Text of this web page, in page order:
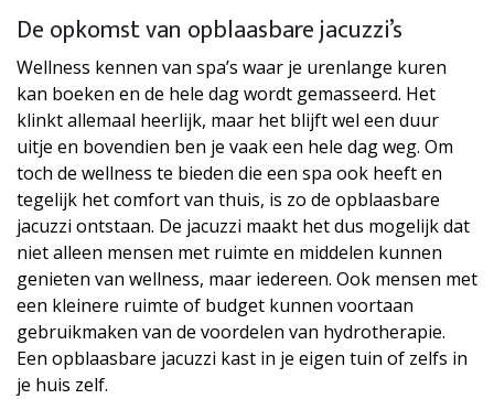
De opkomst van opblaasbare jacuzzi’s
Wellness kennen van spa’s waar je urenlange kuren
kan boeken en de hele dag wordt gemasseerd. Het
klinkt allemaal heerlijk, maar het blijft wel een duur
uitje en bovendien ben je vaak een hele dag weg. Om
toch de wellness te bieden die een spa ook heeft en
tegelijk het comfort van thuis, is zo de opblaasbare
jacuzzi ontstaan. De jacuzzi maakt het dus mogelijk dat
niet alleen mensen met ruimte en middelen kunnen
genieten van wellness, maar iedereen. Ook mensen met
een kleinere ruimte of budget kunnen voortaan
gebruikmaken van de voordelen van hydrotherapie.
Een opblaasbare jacuzzi kast in je eigen tuin of zelfs in
je huis zelf.